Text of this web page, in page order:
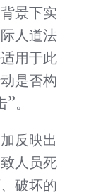
景下实
人道法
用于此
是否构
。
反映出
人员死
破坏的